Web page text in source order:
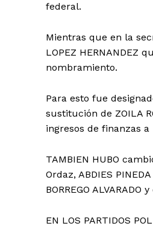
federal.
Mientras que en la
LOPEZ HERNANDEZ
nombramiento.
Para esto fue
sustitución de ZOILA
ingresos de finanzas a
TAMBIEN HUBO
Ordaz, ABDIES
BORREGO
EN LOS PARTIDOS